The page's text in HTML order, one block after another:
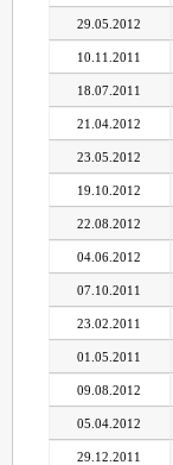
29.05.2012
10.11.2011
18.07.2011
21.04.2012
23.05.2012
19.10.2012
22.08.2012
04.06.2012
07.10.2011
23.02.2011
01.05.2011
09.08.2012
05.04.2012
29.12.2011